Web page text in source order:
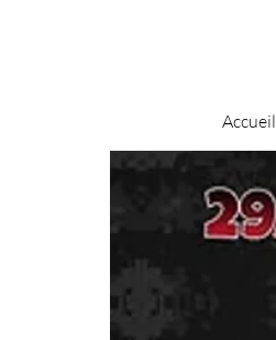
Accueil